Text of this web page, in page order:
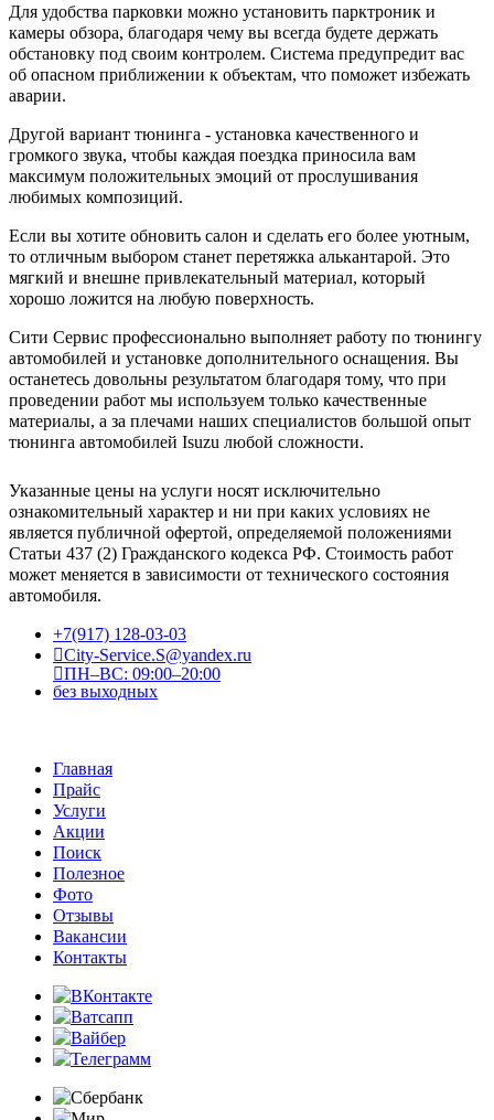
Для удобства парковки можно установить парктроник и
камеры обзора, благодаря чему вы всегда будете держать
обстановку под своим контролем. Система предупредит вас
об опасном приближении к объектам, что поможет избежать
аварии.
Другой вариант тюнинга - установка качественного и
громкого звука, чтобы каждая поездка приносила вам
максимум положительных эмоций от прослушивания
любимых композиций.
Если вы хотите обновить салон и сделать его более уютным,
то отличным выбором станет перетяжка алькантарой. Это
мягкий и внешне привлекательный материал, который
хорошо ложится на любую поверхность.
Сити Сервис профессионально выполняет работу по тюнингу
автомобилей и установке дополнительного оснащения. Вы
останетесь довольны результатом благодаря тому, что при
проведении работ мы используем только качественные
материалы, а за плечами наших специалистов большой опыт
тюнинга автомобилей Isuzu любой сложности.
Указанные цены на услуги носят исключительно
ознакомительный характер и ни при каких условиях не
является публичной офертой, определяемой положениями
Статьи 437 (2) Гражданского кодекса РФ. Стоимость работ
может меняется в зависимости от технического состояния
автомобиля.
+7(917) 128-03-03
City-Service.S@yandex.ru
ПН–ВС: 09:00–20:00
без выходных
Главная
Прайс
Услуги
Акции
Поиск
Полезное
Фото
Отзывы
Вакансии
Контакты